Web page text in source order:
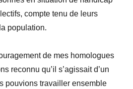
compte tenu de leurs
population.
de mes homologues
reconnu qu’il s’agissait d’un
pouvions travailler ensemble